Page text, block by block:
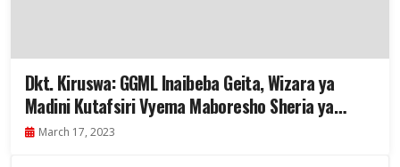
Dkt. Kiruswa: GGML Inaibeba Geita, Wizara ya
Madini Kutafsiri Vyema Maboresho Sheria ya
Madini
March 17, 2023